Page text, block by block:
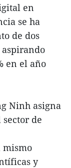
en
se ha
de dos
aspirando
en el año
Ninh asigna
de
mismo
y